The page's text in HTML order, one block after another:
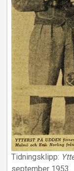
Tidningsklipp:
september